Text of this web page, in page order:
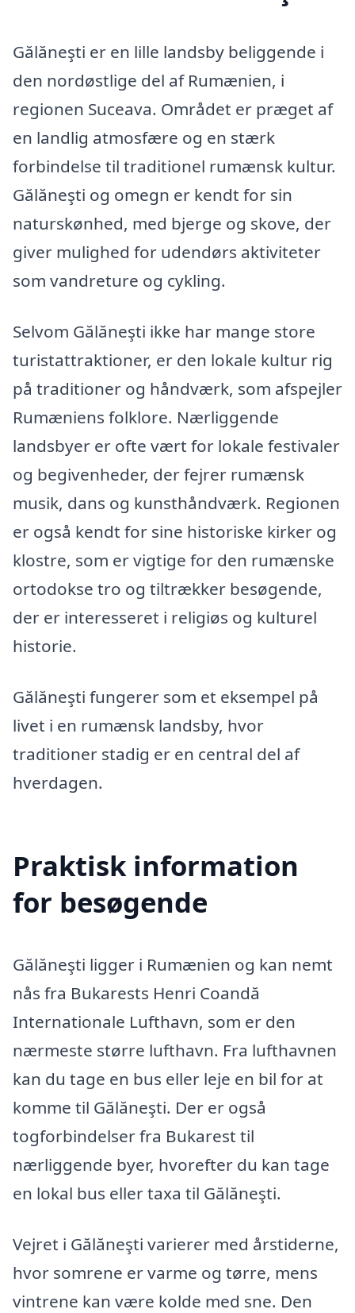
Gălăneşti er en lille landsby beliggende i
den nordøstlige del af Rumænien, i
regionen Suceava. Området er præget af
en landlig atmosfære og en stærk
forbindelse til traditionel rumænsk kultur.
Gălăneşti og omegn er kendt for sin
naturskønhed, med bjerge og skove, der
giver mulighed for udendørs aktiviteter
som vandreture og cykling.
Selvom Gălăneşti ikke har mange store
turistattraktioner, er den lokale kultur rig
på traditioner og håndværk, som afspejler
Rumæniens folklore. Nærliggende
landsbyer er ofte vært for lokale festivaler
og begivenheder, der fejrer rumænsk
musik, dans og kunsthåndværk. Regionen
er også kendt for sine historiske kirker og
klostre, som er vigtige for den rumænske
ortodokse tro og tiltrækker besøgende,
der er interesseret i religiøs og kulturel
historie.
Gălăneşti fungerer som et eksempel på
livet i en rumænsk landsby, hvor
traditioner stadig er en central del af
hverdagen.
Praktisk information
for besøgende
Gălăneşti ligger i Rumænien og kan nemt
nås fra Bukarests Henri Coandă
Internationale Lufthavn, som er den
nærmeste større lufthavn. Fra lufthavnen
kan du tage en bus eller leje en bil for at
komme til Gălăneşti. Der er også
togforbindelser fra Bukarest til
nærliggende byer, hvorefter du kan tage
en lokal bus eller taxa til Gălăneşti.
Vejret i Gălăneşti varierer med årstiderne,
hvor somrene er varme og tørre, mens
vintrene kan være kolde med sne. Den